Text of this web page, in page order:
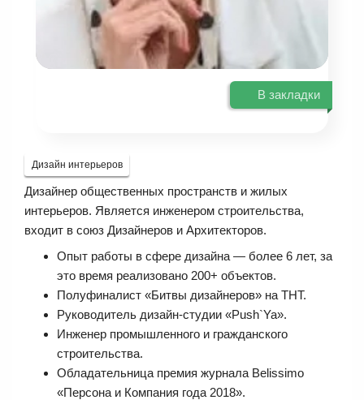
В закладки
Дизайн интерьеров
Дизайнер общественных пространств и жилых
интерьеров. Является инженером строительства,
входит в союз Дизайнеров и Архитекторов.
Опыт работы в сфере дизайна — более 6 лет, за
это время реализовано 200+ объектов.
Полуфиналист «Битвы дизайнеров» на ТНТ.
Руководитель дизайн-студии «Push`Ya».
Инженер промышленного и гражданского
строительства.
Обладательница премия журнала Belissimo
«Персона и Компания года 2018».